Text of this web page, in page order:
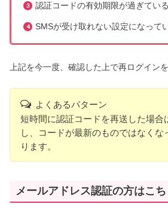
認証コードの有効期限が過ぎている
SMSが受け取れない設定になって
上記を今一度、確認した上で再ログイン
よくあるパターン
短時間に認証コードを再送した場合
し、コードが最新のものではなくな
ります。
メールアドレス認証の方はこち